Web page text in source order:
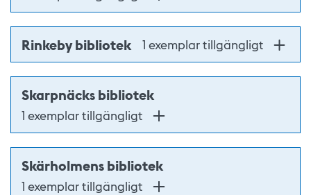
Rinkeby bibliotek 1 exemplar tillgängligt
Skarpnäcks bibliotek
1 exemplar tillgängligt
Skärholmens bibliotek
1 exemplar tillgängligt